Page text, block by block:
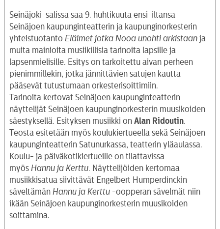
Seinäjoki-salissa saa 9. huhtikuuta ensi-iltansa
Seinäjoen kaupunginteatterin ja kaupunginorkesterin
yhteistuotanto Eläimet jotka Nooa unohti arkistaan ja
muita mainioita musiikillisia tarinoita lapsille ja
lapsenmielisille. Esitys on tarkoitettu aivan perheen
pienimmillekin, jotka jännittävien satujen kautta
pääsevät tutustumaan orkesterisoittimiin.
Tarinoita kertovat Seinäjoen kaupunginteatterin
näyttelijät Seinäjoen kaupunginorkesterin muusikoiden
säestyksellä. Esityksen musiikki on Alan Ridoutin.
Teosta esitetään myös koulukiertueella sekä Seinäjoen
kaupunginteatterin Satunurkassa, teatterin yläaulassa.
Koulu- ja päiväkotikiertueille on tilattavissa
myös Hannu ja Kerttu. Näyttelijöiden kertomaa
musiikkisatua siivittävät Engelbert Humperdinckin
säveltämän Hannu ja Kerttu -oopperan sävelmät niin
ikään Seinäjoen kaupunginorkesterin muusikoiden
soittamina.